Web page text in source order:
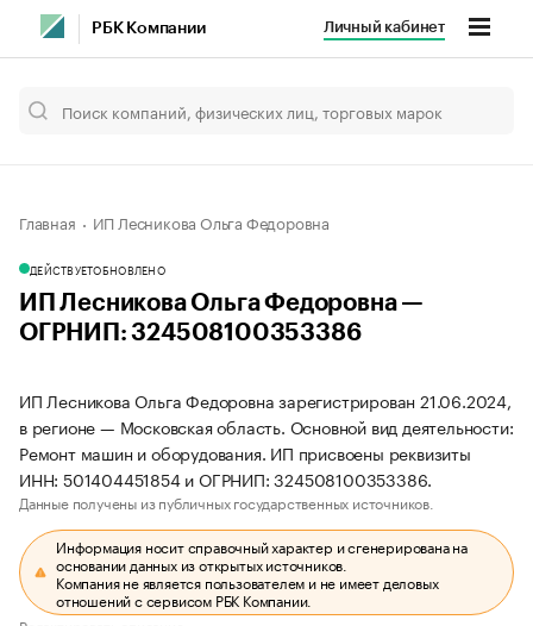
РБК Компании Личный кабинет
Главная ИП Лесникова Ольга Федоровна
ДЕЙСТВУЕТОБНОВЛЕНО
ИП Лесникова Ольга Федоровна —
ОГРНИП: 324508100353386
ИП Лесникова Ольга Федоровна зарегистрирован 21.06.2024,
в регионе — Московская область. Основной вид деятельности:
Ремонт машин и оборудования. ИП присвоены реквизиты
ИНН: 501404451854 и ОГРНИП: 324508100353386.
Данные получены из публичных государственных источников.
Информация носит справочный характер и сгенерирована на
основании данных из открытых источников.
Компания не является пользователем и не имеет деловых
отношений с сервисом РБК Компании.